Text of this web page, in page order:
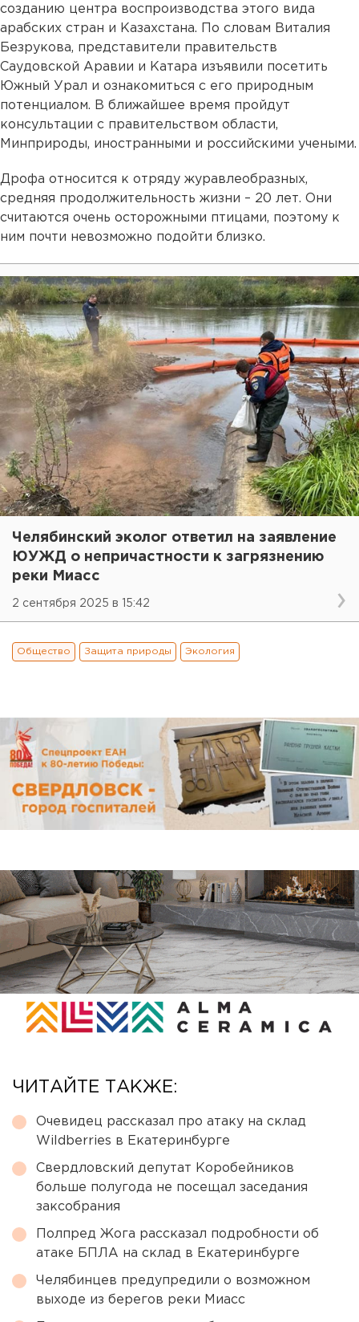
созданию центра воспроизводства этого вида
арабских стран и Казахстана. По словам Виталия
Безрукова, представители правительств
Саудовской Аравии и Катара изъявили посетить
Южный Урал и ознакомиться с его природным
потенциалом. В ближайшее время пройдут
консультации с правительством области,
Минприроды, иностранными и российскими учеными.
Дрофа относится к отряду журавлеобразных,
средняя продолжительность жизни – 20 лет. Они
считаются очень осторожными птицами, поэтому к
ним почти невозможно подойти близко.
Челябинский эколог ответил на заявление
ЮУЖД о непричастности к загрязнению
реки Миасс
2 сентября 2025 в 15:42
Общество Защита природы Экология
ЧИТАЙТЕ ТАКЖЕ:
Очевидец рассказал про атаку на склад
Wildberries в Екатеринбурге
Свердловский депутат Коробейников
больше полугода не посещал заседания
заксобрания
Полпред Жога рассказал подробности об
атаке БПЛА на склад в Екатеринбурге
Челябинцев предупредили о возможном
выходе из берегов реки Миасс